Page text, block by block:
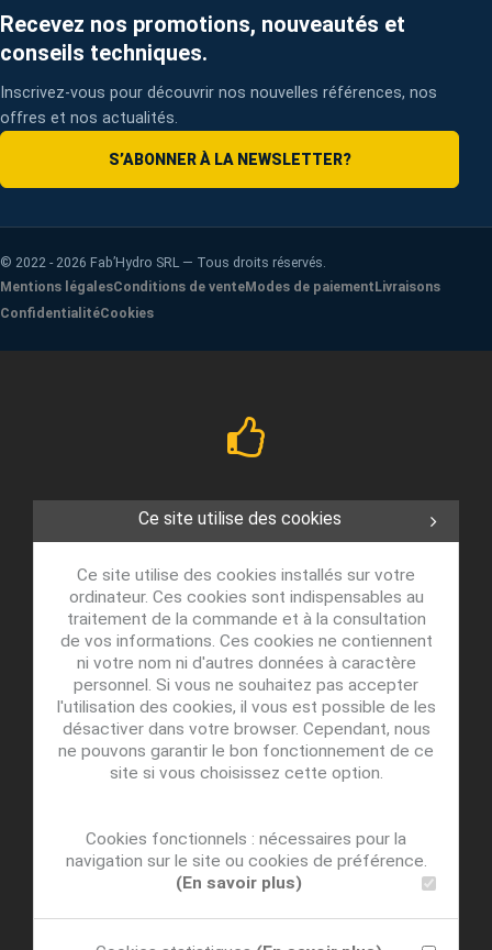
Recevez nos promotions, nouveautés et
conseils techniques.
Inscrivez-vous pour découvrir nos nouvelles références, nos
offres et nos actualités.
S’ABONNER À LA NEWSLETTER?
© 2022 - 2026 Fab’Hydro SRL — Tous droits réservés.
Mentions légalesConditions de venteModes de paiementLivraisons
ConfidentialitéCookies
Ce site utilise des cookies
Ce site utilise des cookies installés sur votre
ordinateur. Ces cookies sont indispensables au
traitement de la commande et à la consultation
de vos informations. Ces cookies ne contiennent
ni votre nom ni d'autres données à caractère
personnel. Si vous ne souhaitez pas accepter
l'utilisation des cookies, il vous est possible de les
désactiver dans votre browser. Cependant, nous
ne pouvons garantir le bon fonctionnement de ce
site si vous choisissez cette option.
Cookies fonctionnels : nécessaires pour la
navigation sur le site ou cookies de préférence.
(En savoir plus)